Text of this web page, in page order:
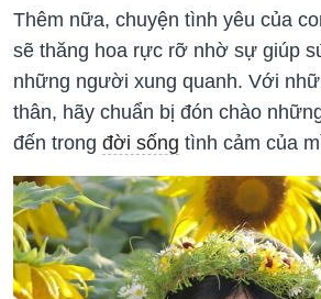
Thêm nữa, chuyện tình yêu của
sẽ thăng hoa rực rỡ nhờ sự giúp
những người xung quanh. Với
thân, hãy chuẩn bị đón chào
đến trong đời sống tình cảm của